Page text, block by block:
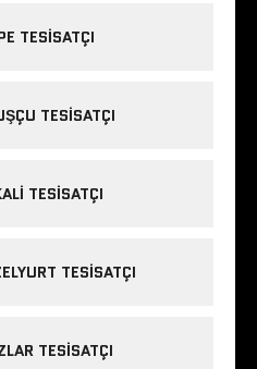
TESISATÇI
TESISATÇI
TESISATÇI
TESISATÇI
TESISATÇI